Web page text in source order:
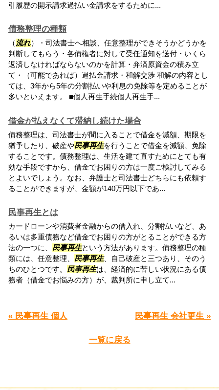
引履歴の開示請求過払い金請求をするために...
債務整理の種類
（ 流れ）・司法書士へ相談、任意整理ができそうかどうかを
判断してもらう・各債権者に対して受任通知を送付・いくら
返済しなければならないのかを計算・弁済原資金の積み立
て・（可能であれば）過払金請求・和解交渉 和解の内容とし
ては、3年から5年の分割払いや利息の免除等を定めることが
多いといえます。 ■個人再生手続個人再生手...
借金が払えなくて滞納し続けた場合
債務整理は、司法書士が間に入ることで借金を減額、期限を
猶予したり、破産や民事再生を行うことで借金を減額、免除
することです。債務整理は、生活を建て直すためにとても有
効な手段ですから、借金でお困りの方は一度ご検討してみる
とよいでしょう。なお、弁護士と司法書士どちらにも依頼す
ることができますが、金額が140万円以下であ...
民事再生とは
カードローンや消費者金融からの借入れ、分割払いなど、あ
るいは多重債務など借金でお困りの方がとることができる方
法の一つに、 民事再生という方法があります。債務整理の種
類には、任意整理、 民事再生、自己破産と三つあり、そのう
ちのひとつです。 民事再生は、経済的に苦しい状況にある債
務者（借金でお悩みの方）が、裁判所に申し立て...
« 民事再生 個人 民事再生 会社更生 »
一覧に戻る